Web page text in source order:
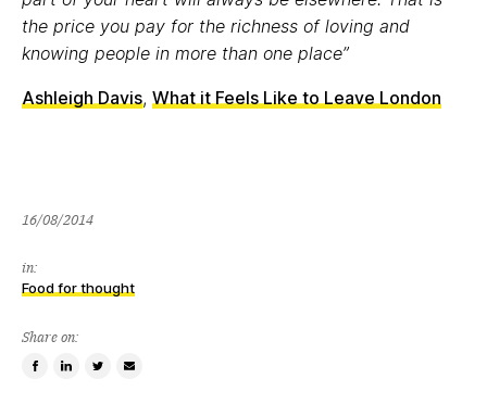
the price you pay for the richness of loving and
knowing people in more than one place”
Ashleigh Davis, What it Feels Like to Leave London
16/08/2014
in:
Food for thought
Share on:
ShareShareTweetEmail